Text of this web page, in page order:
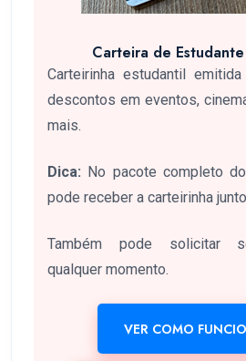
Carteira de
Carteirinha estudantil
descontos em eventos,
mais.
Dica: No pacote completo
pode receber a carteirinha
Também pode solicitar
qualquer momento.
VER COMO